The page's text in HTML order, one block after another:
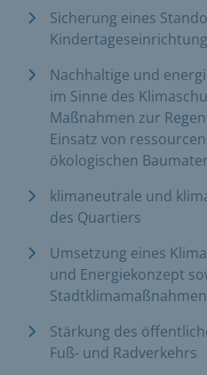
Sicherung eines
Kindertageseinrichtung
Nachhaltige und
im Sinne des
Maßnahmen zur
Einsatz von
ökologischen
klimaneutrale und
des Quartiers
Umsetzung eines
und Energiekonzept
Stadtklimamaßnahmen
Stärkung des
Fuß- und Radverkehrs